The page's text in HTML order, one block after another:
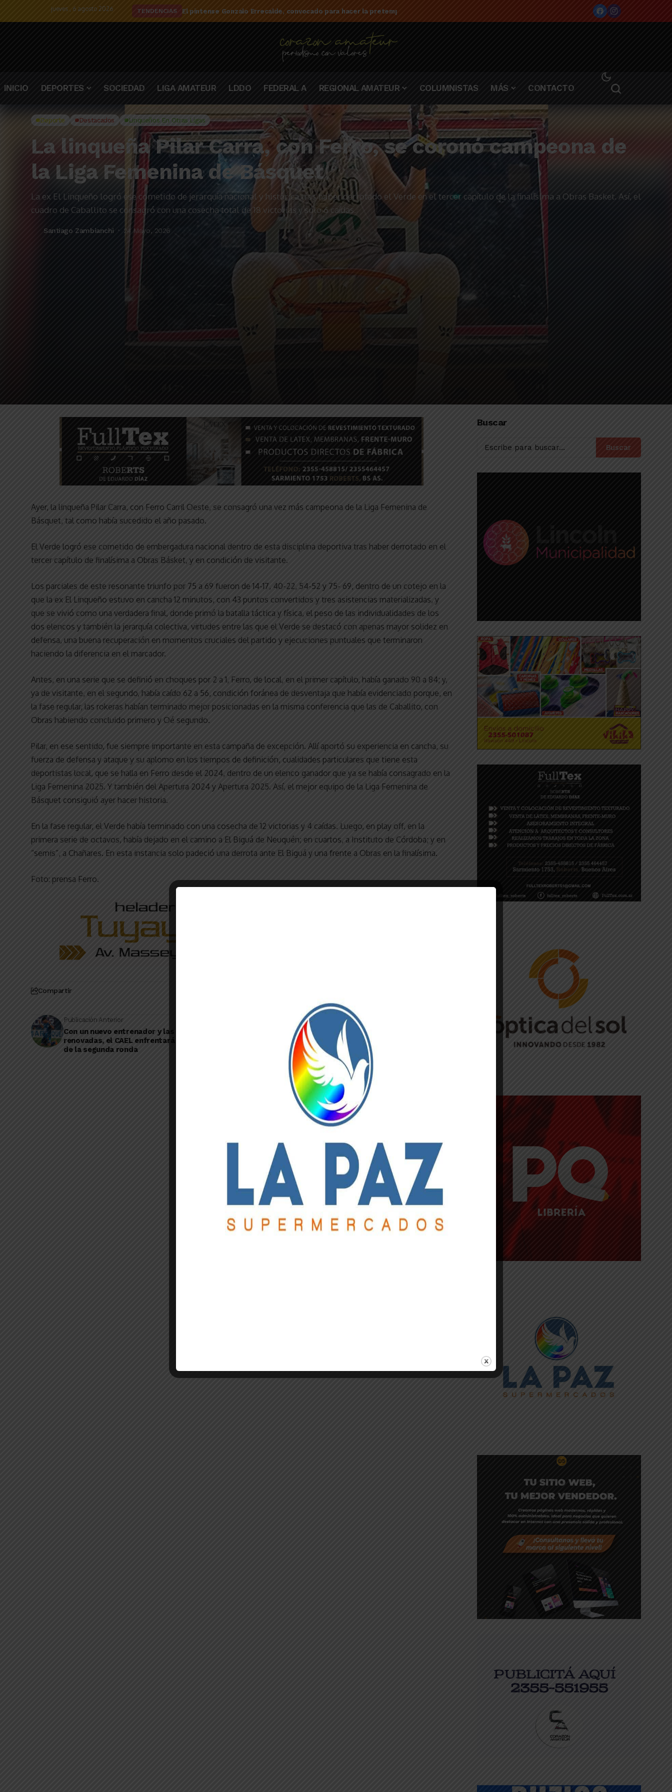
jueves , 6 agosto 2026 TENDENCIAS El detalle de la campaña de El Linqueño en el torneo Federal A 2025/2026
INICIO DEPORTES SOCIEDAD LIGA AMATEUR LDDO FEDERAL A REGIONAL AMATEUR COLUMNISTAS MÁS CONTACTO
Deporte Destacados Linqueños En Otras Ligas
La linqueña Pilar Carra, con Ferro, se coronó campeona de
la Liga Femenina de Básquet
La ex El Linqueño logró ese cometido de jerarquía nacional y histórica tras haber derrotado el Verde en el tercer capítulo de la finalísima a Obras Basket. Así, el
cuadro de Caballito se consagró con una cosecha total de 18 victorias y sólo 6 caídas.
Santiago Zambianchi 24 Mayo, 2026
Ayer, la linqueña Pilar Carra, con Ferro Carril Oeste, se consagró una vez más campeona de la Liga Femenina de
Básquet, tal como había sucedido el año pasado.
El Verde logró ese cometido de embergadura nacional dentro de esta disciplina deportiva tras haber derrotado en el
tercer capítulo de finalísima a Obras Básket, y en condición de visitante.
Los parciales de este resonante triunfo por 75 a 69 fueron de 14-17, 40-22, 54-52 y 75- 69, dentro de un cotejo en la
que la ex El Linqueño estuvo en cancha 12 minutos, con 43 puntos convertidos y tres asistencias materializadas, y
que se vivió como una verdadera final, donde primó la batalla táctica y física, el peso de las individualidades de los
dos elencos y también la jerarquía colectiva, virtudes entre las que el Verde se destacó con apenas mayor solidez en
defensa, una buena recuperación en momentos cruciales del partido y ejecuciones puntuales que terminaron
haciendo la diferencia en el marcador.
Antes, en una serie que se definió en choques por 2 a 1, Ferro, de local, en el primer capítulo, había ganado 90 a 84; y,
ya de visitante, en el segundo, había caído 62 a 56, condición foránea de desventaja que había evidenciado porque, en
la fase regular, las rokeras habían terminado mejor posicionadas en la misma conferencia que las de Caballito, con
Obras habiendo concluido primero y Oé segundo.
Pilar, en ese sentido, fue siempre importante en esta campaña de excepción. Allí aportó su experiencia en cancha, su
fuerza de defensa y ataque y su aplomo en los tiempos de definición, cualidades particulares que tiene esta
deportistas local, que se halla en Ferro desde el 2024, dentro de un elenco ganador que ya se había consagrado en la
Liga Femenina 2025. Y también del Apertura 2024 y Apertura 2025. Así, el mejor equipo de la Liga Femenina de
Básquet consiguió ayer hacer historia.
En la fase regular, el Verde había terminado con una cosecha de 12 victorias y 4 caídas. Luego, en play off, en la
primera serie de octavos, había dejado en el camino a El Biguá de Neuquén; en cuartos, a Instituto de Córdoba; y en
“semis”, a Chañares. En esta instancia solo padeció una derrota ante El Biguá y una frente a Obras en la finalísima.
Foto: prensa Ferro.
Compartir
Publicación Anterior
Con un nuevo entrenador y las expectativas
renovadas, el CAEL enfrentará el primer cotejo
de la segunda ronda
Publicación Siguiente
El linqueño Gian Ledestre volvió a convertir para
la Séptima de River, que es puntera del torneo
Buscar
Buscar